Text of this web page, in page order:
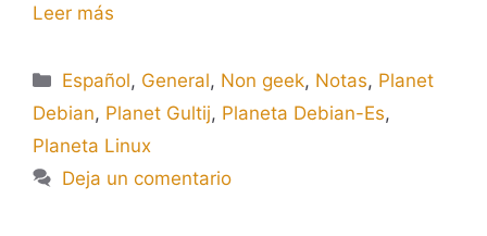
Leer más
Categorías
Español, General, Non geek, Notas, Planet
Debian, Planet Gultij, Planeta Debian-Es,
Planeta Linux
Deja un comentario